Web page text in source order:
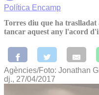
Política Encamp
Torres diu que ha
tancar aquest any l'acord
Agències/Foto: Jonathan
dj., 27/04/2017